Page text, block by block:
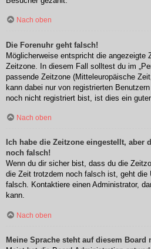
Nach oben
Die Forenuhr geht falsch!
Möglicherweise entspricht die angezeigte
Zeitzone. In diesem Fall solltest du im
passende Zeitzone (Mitteleuropäische
kann dabei nur von registrierten
noch nicht registriert bist, ist dies ein
Nach oben
Ich habe die Zeitzone eingestellt, aber
noch falsch!
Wenn du dir sicher bist, dass du die
die Zeit trotzdem noch falsch ist, geht die
falsch. Kontaktiere einen Administrator,
kann.
Nach oben
Meine Sprache steht auf diesem Board